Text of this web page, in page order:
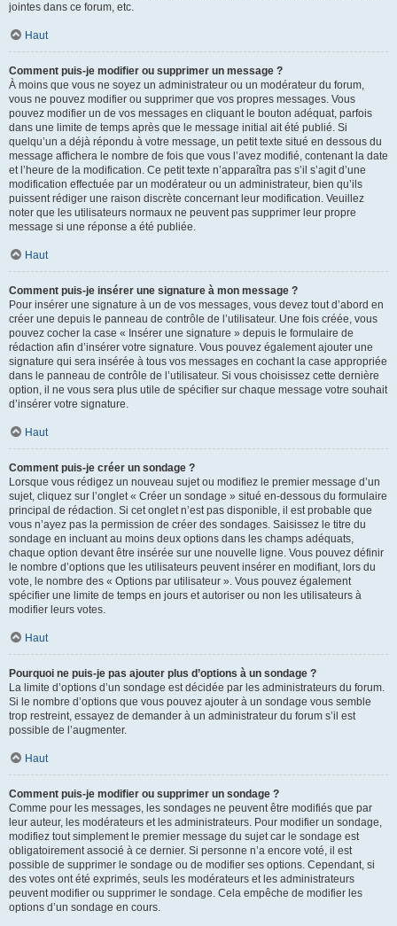
jointes dans ce forum, etc.
Haut
Comment puis-je modifier ou supprimer un message ?
À moins que vous ne soyez un administrateur ou un modérateur du forum,
vous ne pouvez modifier ou supprimer que vos propres messages. Vous
pouvez modifier un de vos messages en cliquant le bouton adéquat, parfois
dans une limite de temps après que le message initial ait été publié. Si
quelqu’un a déjà répondu à votre message, un petit texte situé en dessous du
message affichera le nombre de fois que vous l’avez modifié, contenant la date
et l’heure de la modification. Ce petit texte n’apparaîtra pas s’il s’agit d’une
modification effectuée par un modérateur ou un administrateur, bien qu’ils
puissent rédiger une raison discrète concernant leur modification. Veuillez
noter que les utilisateurs normaux ne peuvent pas supprimer leur propre
message si une réponse a été publiée.
Haut
Comment puis-je insérer une signature à mon message ?
Pour insérer une signature à un de vos messages, vous devez tout d’abord en
créer une depuis le panneau de contrôle de l’utilisateur. Une fois créée, vous
pouvez cocher la case « Insérer une signature » depuis le formulaire de
rédaction afin d’insérer votre signature. Vous pouvez également ajouter une
signature qui sera insérée à tous vos messages en cochant la case appropriée
dans le panneau de contrôle de l’utilisateur. Si vous choisissez cette dernière
option, il ne vous sera plus utile de spécifier sur chaque message votre souhait
d’insérer votre signature.
Haut
Comment puis-je créer un sondage ?
Lorsque vous rédigez un nouveau sujet ou modifiez le premier message d’un
sujet, cliquez sur l’onglet « Créer un sondage » situé en-dessous du formulaire
principal de rédaction. Si cet onglet n’est pas disponible, il est probable que
vous n’ayez pas la permission de créer des sondages. Saisissez le titre du
sondage en incluant au moins deux options dans les champs adéquats,
chaque option devant être insérée sur une nouvelle ligne. Vous pouvez définir
le nombre d’options que les utilisateurs peuvent insérer en modifiant, lors du
vote, le nombre des « Options par utilisateur ». Vous pouvez également
spécifier une limite de temps en jours et autoriser ou non les utilisateurs à
modifier leurs votes.
Haut
Pourquoi ne puis-je pas ajouter plus d’options à un sondage ?
La limite d’options d’un sondage est décidée par les administrateurs du forum.
Si le nombre d’options que vous pouvez ajouter à un sondage vous semble
trop restreint, essayez de demander à un administrateur du forum s’il est
possible de l’augmenter.
Haut
Comment puis-je modifier ou supprimer un sondage ?
Comme pour les messages, les sondages ne peuvent être modifiés que par
leur auteur, les modérateurs et les administrateurs. Pour modifier un sondage,
modifiez tout simplement le premier message du sujet car le sondage est
obligatoirement associé à ce dernier. Si personne n’a encore voté, il est
possible de supprimer le sondage ou de modifier ses options. Cependant, si
des votes ont été exprimés, seuls les modérateurs et les administrateurs
peuvent modifier ou supprimer le sondage. Cela empêche de modifier les
options d’un sondage en cours.